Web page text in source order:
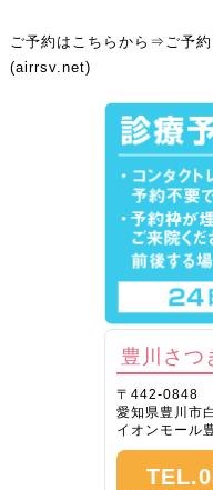
ご予約はこちらから⇒ ご予
(airrsv.net)
豊川さつ
〒442-0848
愛知県豊川市
イオンモール